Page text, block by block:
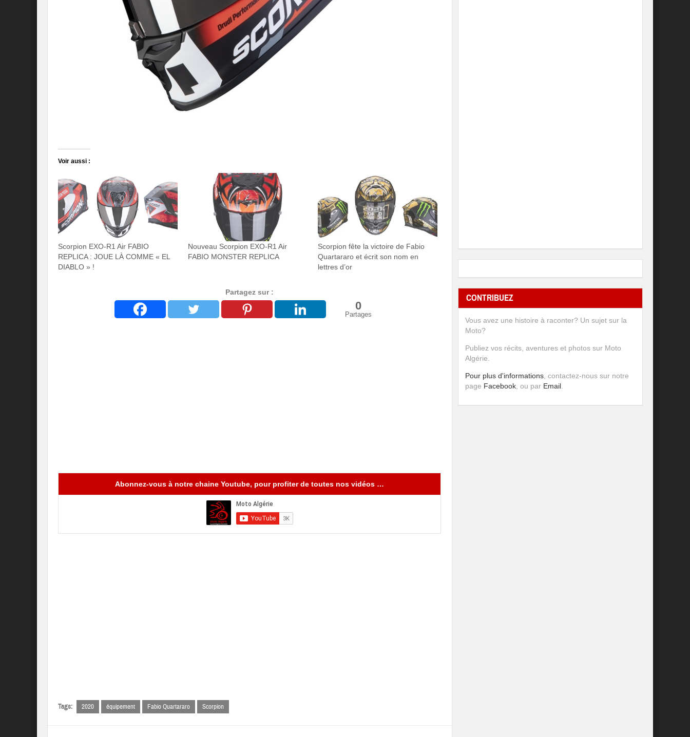
Voir aussi :
Scorpion EXO-R1 Air FABIO
REPLICA : JOUE LÀ COMME « EL
DIABLO » !
Nouveau Scorpion EXO-R1 Air
FABIO MONSTER REPLICA
Scorpion fête la victoire de Fabio
Quartararo et écrit son nom en
lettres d’or
Partagez sur :
0
Partages
Abonnez-vous à notre chaine Youtube, pour profiter de toutes nos vidéos …
Tags: 2020 équipement Fabio Quartararo Scorpion
CONTRIBUEZ
Vous avez une histoire à raconter? Un sujet sur la
Moto?
Publiez vos récits, aventures et photos sur Moto
Algérie.
Pour plus d'informations , contactez-nous sur notre
page Facebook , ou par Email